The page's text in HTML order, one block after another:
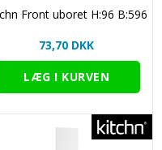
Front uboret H:96 B:596
73,70 DKK